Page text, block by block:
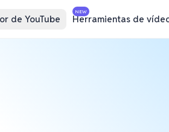
de YouTube
NEW
Herramientas de